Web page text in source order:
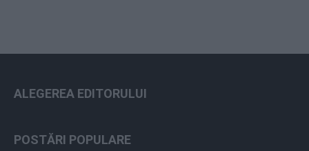
ALEGEREA EDITORULUI
POSTĂRI POPULARE